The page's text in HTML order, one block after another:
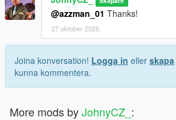
@azzman_01 Thanks!
27 oktober 2025
Joina konversation! Logga in eller skapa
kunna kommentera.
More mods byJohnyCZ_ :